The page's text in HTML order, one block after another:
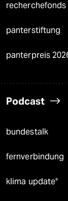
recherchefonds
panterstiftung
panterpreis
Podcast
bundestalk
fernverbindung
klima update°